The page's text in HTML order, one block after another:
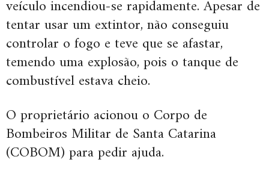
veículo incendiou-se rapidamente. Apesar de
tentar usar um extintor, não conseguiu
controlar o fogo e teve que se afastar,
temendo uma explosão, pois o tanque de
combustível estava cheio.
O proprietário acionou o Corpo de
Bombeiros Militar de Santa Catarina
(COBOM) para pedir ajuda.